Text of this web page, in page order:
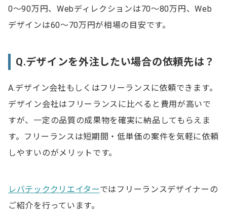
0～90万円、Webディレクションは70～80万円、Web
デザインは60～70万円が相場の目安です。
Q.デザインを外注したい場合の依頼先は？
A.デザイン会社もしくはフリーランスに依頼できます。
デザイン会社はフリーランスに比べると費用が高いで
すが、一定の品質の成果物を確実に納品してもらえま
す。フリーランスは短期間・低単価の案件を気軽に依頼
しやすいのがメリットです。
レバテッククリエイターではフリーランスデザイナーの
ご紹介を行っています。